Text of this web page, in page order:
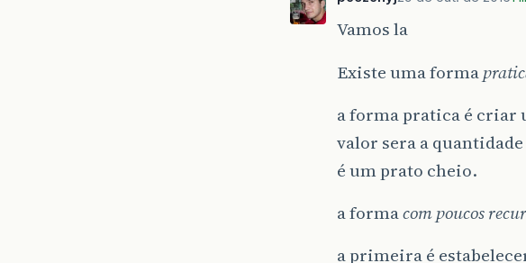
Vamos la
Existe uma forma
a forma pratica é criar
valor sera a
é um prato cheio.
a formacom poucos
a primeira é